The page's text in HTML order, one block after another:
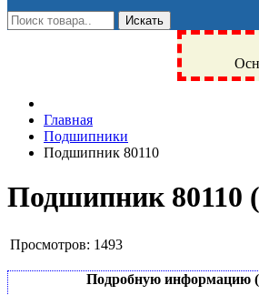
Фрязино, Антал+, плюс,
техника, сварочные аппараты, NIS,
NTN, SKF, купить, заказать
Главная
Подшипники
Подшипник 80110
Подшипник 80110
Просмотров: 1493
Подробную информацию